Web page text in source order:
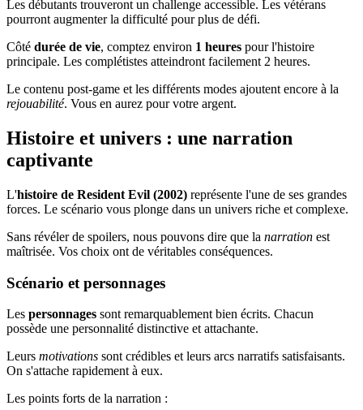
Les débutants trouveront un challenge accessible. Les vétérans
pourront augmenter la difficulté pour plus de défi.
Côté durée de vie, comptez environ 1 heures pour l'histoire
principale. Les complétistes atteindront facilement 2 heures.
Le contenu post-game et les différents modes ajoutent encore à la
rejouabilité. Vous en aurez pour votre argent.
Histoire et univers : une narration
captivante
L'histoire de Resident Evil (2002) représente l'une de ses grandes
forces. Le scénario vous plonge dans un univers riche et complexe.
Sans révéler de spoilers, nous pouvons dire que la narration est
maîtrisée. Vos choix ont de véritables conséquences.
Scénario et personnages
Les personnages sont remarquablement bien écrits. Chacun
possède une personnalité distinctive et attachante.
Leurs motivations sont crédibles et leurs arcs narratifs satisfaisants.
On s'attache rapidement à eux.
Les points forts de la narration :